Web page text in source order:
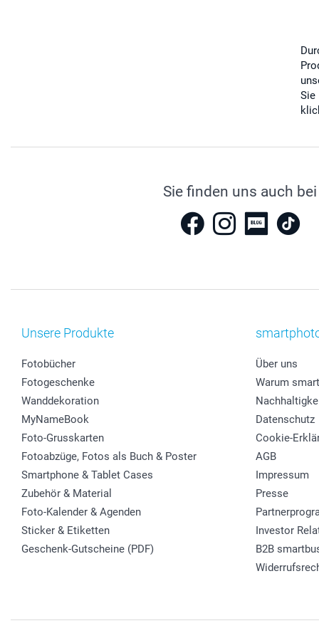
Sie
Sie finden uns auch bei
Unsere Produkte
Fotobücher
Fotogeschenke
Wanddekoration
MyNameBook
Foto-Grusskarten
Fotoabzüge, Fotos als Buch & Poster
Smartphone & Tablet Cases
Zubehör & Material
Foto-Kalender & Agenden
Sticker & Etiketten
Geschenk-Gutscheine (PDF)
Über uns
Warum
Datenschutz
Cookie-
AGB
Impressum
Presse
Investor
B2B